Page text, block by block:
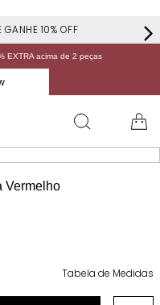
10% OFF
EXTRA acima de 2 peças
Vermelho
Tabela de Medidas